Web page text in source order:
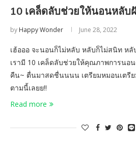
10 เคล็ดลับช่วยให้นอนหลับ
by Happy Wonder June 28, 2022
เฮ้อออ จะนอนก็ไม่หลับ หลับก็ไม่สนิท ห
เรามี 10 เคล็ดลับช่วยให้คุณภาพการน
คืน~ ตื่นมาสดชื่นนนน เตรียมหมอนเตรี
ตามนี้เลยย!!
Read more